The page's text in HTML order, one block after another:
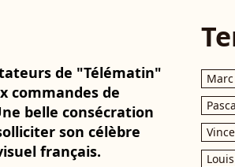
de "Télématin"
commandes de
belle consécration
son célèbre
français.